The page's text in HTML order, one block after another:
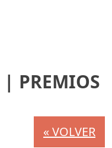
| PREMIOS
« VOLVER